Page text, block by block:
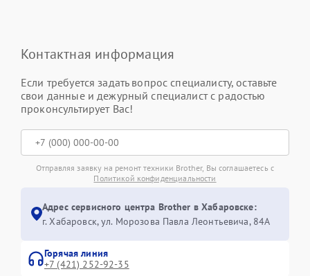
Контактная информация
Если требуется задать вопрос специалисту, оставьте
свои данные и дежурный специалист с радостью
проконсультирует Вас!
Отправляя заявку на ремонт техники Brother, Вы соглашаетесь с
Политикой конфиденциальности
Адрес сервисного центра Brother в Хабаровске:
г. Хабаровск, ул. Морозова Павла Леонтьевича, 84А
Горячая линия
+7 (421) 252-92-35